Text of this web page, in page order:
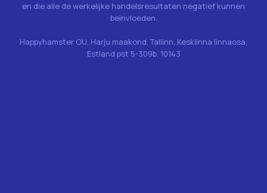
en die alle de werkelijke handelsresultaten negatief kunnen
beïnvloeden.
Happyhamster OU, Harju maakond, Tallinn, Kesklinna linnaosa,
Estland pst 5-309b, 10143